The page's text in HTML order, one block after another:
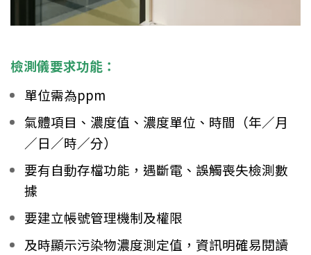
檢測儀要求功能：
單位需為ppm
氣體項目、濃度值、濃度單位、時間（年／月
／日／時／分）
要有自動存檔功能，遇斷電、誤觸喪失檢測數
據
要建立帳號管理機制及權限
及時顯示污染物濃度測定值，資訊明確易閱讀